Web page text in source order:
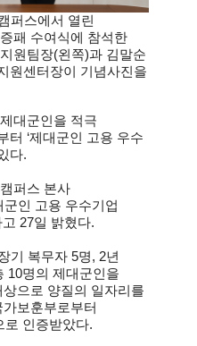
퍼스에서 열린
패 수여식에 참석한
원팀장(왼쪽)과 김말순
원센터장이 기념사진을
대군인을 적극
터 ‘제대군인 고용 우수
다.
퍼스 본사
군인 고용 우수기업
27일 밝혔다.
기 복무자 5명, 2년
10명의 제대군인을
으로 양질의 일자리를
보훈부로부터
로 인증받았다.